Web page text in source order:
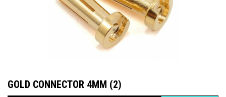
GOLD CONNECTOR 4MM (2)